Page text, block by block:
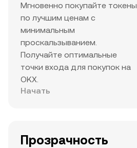
Мгновенно покупайте токены
по лучшим ценам с
минимальным
проскальзыванием.
Получайте оптимальные
точки входа для покупок на
OKX.
Начать
Прозрачность